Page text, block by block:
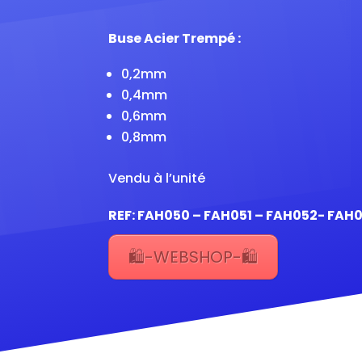
Buse Acier Trempé :
0,2mm
0,4mm
0,6mm
0,8mm
Vendu à l’unité
REF: FAH050 – FAH051 – FAH052-
🛍️-WEBSHOP-🛍️